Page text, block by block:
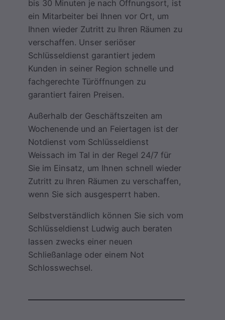
bis 30 Minuten je nach Öffnungsort, ist
ein Mitarbeiter bei Ihnen vor Ort, um
Ihnen wieder Zutritt zu Ihren Räumen zu
verschaffen. Unser seriöser
Schlüsseldienst garantiert jedem
Kunden in seiner Region schnelle und
fachgerechte Türöffnungen zu
garantiert fairen Preisen.
Außerhalb der Geschäftszeiten am
Wochenende und an Feiertagen ist der
Notdienst vom Schlüsseldienst
Weissach im Tal in der Regel 24/7 für
Sie im Einsatz, um Ihnen schnell wieder
Zutritt zu Ihren Räumen zu verschaffen,
wenn Sie sich ausgesperrt haben.
Selbstverständlich können Sie sich vom
Schlüsseldienst Ludwig auch beraten
lassen zwecks einer neuen
Schließanlage oder einem Not
Schlosswechsel.